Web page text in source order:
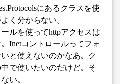
にあるクラスを使
く分からない。
ールを使ってhttpアクセスは
Inetコントロールってフォ
と使えないのかなあ。ク
で使いたいのだけど。そ
い。